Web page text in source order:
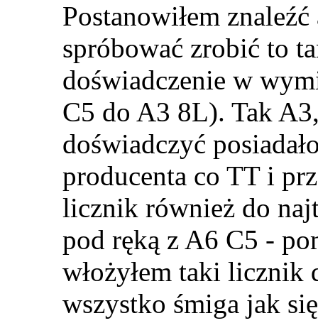
Postanowiłem
spróbować zrobić to
doświadczenie w
C5 do A3 8L). Tak
doświadczyć
producenta co TT i
licznik również do
pod ręką z A6 C5 -
włożyłem taki licznik
wszystko śmiga jak